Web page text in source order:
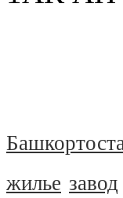
жилье завод